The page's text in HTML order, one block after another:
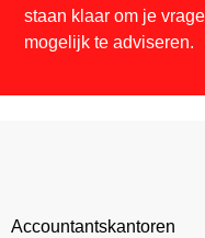
staan klaar om je
mogelijk te adviseren.
Accountantskantoren